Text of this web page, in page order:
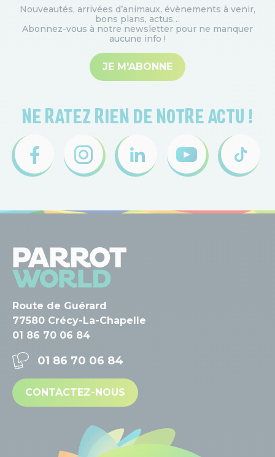
Nouveautés, arrivées d’animaux, évènements à venir,
bons plans, actus…
Abonnez-vous à notre newsletter pour ne manquer
aucune info !
JE M'ABONNE
NE RATEZ RIEN DE NOTRE ACTU !
Route de Guérard
77580 Crécy-La-Chapelle
01 86 70 06 84
01 86 70 06 84
CONTACTEZ-NOUS